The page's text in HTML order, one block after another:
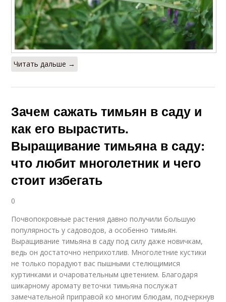
Читать дальше →
Зачем сажать тимьян в саду и
как его вырастить.
Выращивание тимьяна в саду:
что любит многолетник и чего
стоит избегать
0
Почвопокровные растения давно получили большую
популярность у садоводов, а особенно тимьян.
Выращивание тимьяна в саду под силу даже новичкам,
ведь он достаточно неприхотлив. Многолетние кустики
не только порадуют вас пышными стелющимися
куртинками и очаровательным цветением. Благодаря
шикарному аромату веточки тимьяна послужат
замечательной приправой ко многим блюдам, подчеркнув